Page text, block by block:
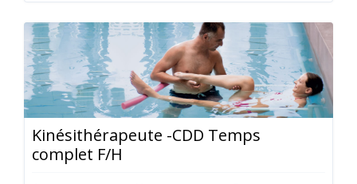
Kinésithérapeute -CDD Temps
complet F/H